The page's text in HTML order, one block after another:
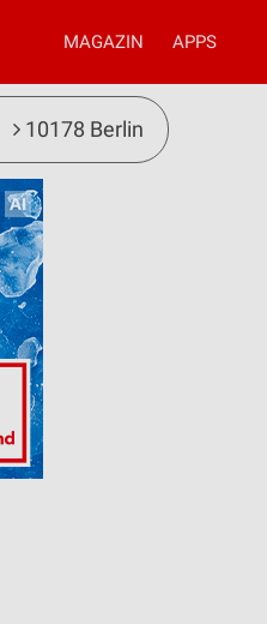
MAGAZIN APPS
10178 Berlin